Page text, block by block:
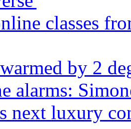
classes
by 2
alarms:
next luxury